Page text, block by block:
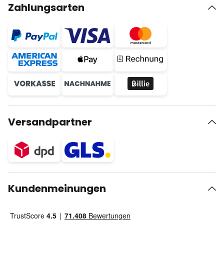
Zahlungsarten
Versandpartner
Kundenmeinungen